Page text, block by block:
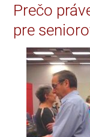
Prečo
pre